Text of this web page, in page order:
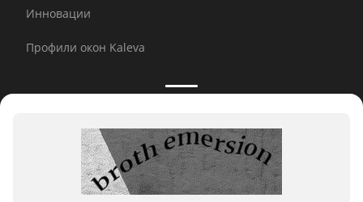
Инновации
Профили окон Kaleva
Принимаем к оплате:
E-mail рассылка